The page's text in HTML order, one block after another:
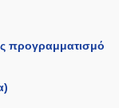
προγραμματισμό